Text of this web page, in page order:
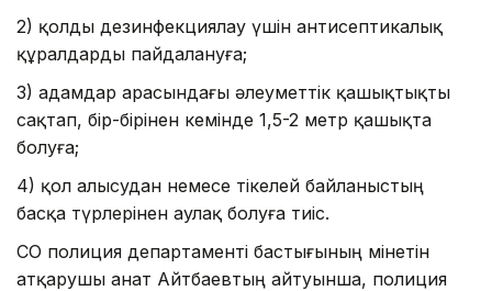
2) қолды дезинфекциялау үшін антисептикалық
құралдарды пайдалануға;
3) адамдар арасындағы әлеуметтік қашықтықты
сақтап, бір-бірінен кемінде 1,5-2 метр қашықта
болуға;
4) қол алысудан немесе тікелей байланыстың
басқа түрлерінен аулақ болуға тиіс.
СҚО полиция департаменті бастығының мінетін
атқарушы Қанат Айтбаевтың айтуынша, полиция